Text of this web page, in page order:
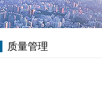
质量管理